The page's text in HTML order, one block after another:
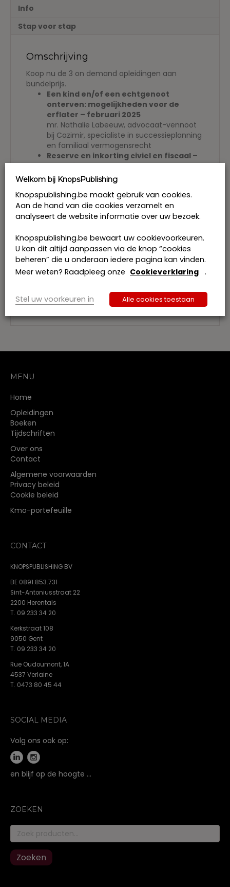
Info
Stap voor stap
Omschrijving
Koop nu de 3 on demand opleidingen aan
bundelprijs.
Een kind en/of een echtgenoot
onterven: mogelijkheden voor de
erflater – februari 2025
mr. Nathalie Labeeuw, advocaat-vennoot
bij Cazimir, specialiste in successieplanning
en familiaal vermogensrecht
Reserve en inkorting civiel en fiscaal –
januari 2025
Annick Ghysens †, ereadviseur kenniscel
erf- en registratiebelasting VLABEL Bart Van
den Bergh, raadsheer en dienstdoend
kamervoorzitter in het hof van beroep te
Antwerpen, lid CSW, wetenschappelijk
Verblijvings- en toekenningsbedingen
in scheidingsstelsels: civiel en fiscaal
doorgelicht –juni 2024
mr. Ann Maelfait, Rivus Advocaten, vrij
wetenschappelijk medewerker UHasselt,
Successieplanning, Brugge Business School
MENU
Home
Opleidingen
Boeken
Tijdschriften
Over ons
Contact
Algemene voorwaarden
Privacy beleid
Cookie beleid
Kmo-portefeuille
CONTACT
KNOPSPUBLISHING BV
BE 0891.853.731
Sint-Antoniusstraat 22
2200 Herentals
T. 09 233 34 20
Kerkstraat 108
9050 Gent
T. 09 233 34 20
Rue Oudoumont, 1A
4537 Verlaine
T. 0473 80 45 44
SOCIAL MEDIA
Volg ons ook op:
en blijf op de hoogte …
ZOEKEN
Zoeken
naar:
Zoeken
Welkom bij KnopsPublishing
Knopspublishing.be maakt gebruik van cookies.
Aan de hand van die cookies verzamelt en
analyseert de website informatie over uw bezoek.
Knopspublishing.be bewaart uw cookievoorkeuren.
U kan dit altijd aanpassen via de knop “cookies
beheren” die u onderaan iedere pagina kan vinden.
Meer weten? Raadpleeg onze Cookieverklaring .
Stel uw voorkeuren in Alle cookies toestaan